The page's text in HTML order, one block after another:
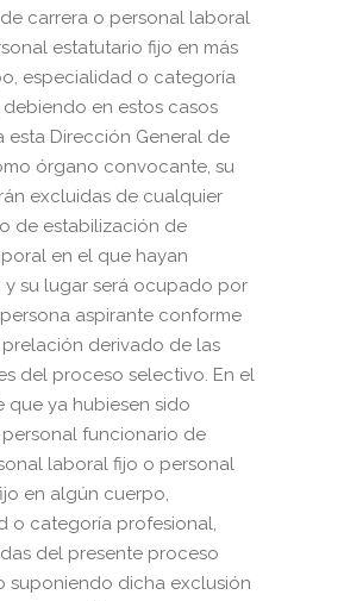
carrera o personal laboral
estatutario fijo en más
especialidad o categoría
en estos casos
esta Dirección General de
órgano convocante, su
excluidas de cualquier
de estabilización de
en el que hayan
y su lugar será ocupado por
aspirante conforme
derivado de las
del proceso selectivo. En el
que ya hubiesen sido
funcionario de
laboral fijo o personal
en algún cuerpo,
o categoría profesional,
del presente proceso
suponiendo dicha exclusión